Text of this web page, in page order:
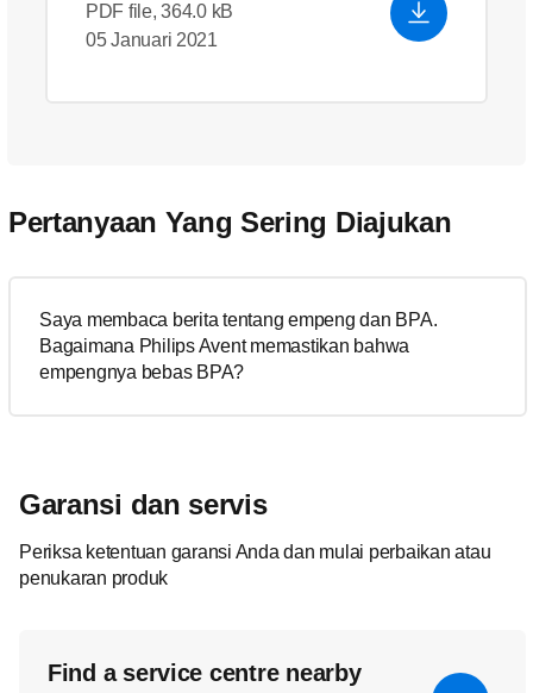
PDF file, 364.0 kB
05 Januari 2021
Pertanyaan Yang Sering Diajukan
Saya membaca berita tentang empeng dan BPA.
Bagaimana Philips Avent memastikan bahwa
empengnya bebas BPA?
Garansi dan servis
Periksa ketentuan garansi Anda dan mulai perbaikan atau
penukaran produk
Find a service centre nearby